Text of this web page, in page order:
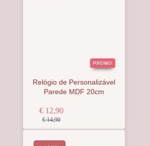
PROMO
Relógio de Personalizável
Parede MDF 20cm
€ 12,90
€ 14,90